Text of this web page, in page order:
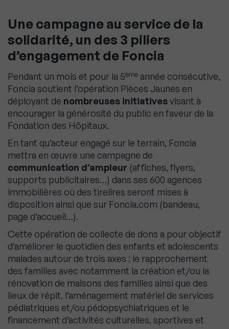
Une campagne au service de la
solidarité, un des 3 piliers
d’engagement de Foncia
Pendant un mois et pour la 5ème année consécutive,
Foncia soutient l’opération Pièces Jaunes en
déployant de nombreuses initiativesvisant à
encourager la générosité du public en faveur de la
Fondation des Hôpitaux.
En tant qu’acteur engagé sur le terrain, Foncia
mettra en œuvre une campagne de
communication d’ampleur (affiches, flyers,
supports publicitaires…) dans ses 600 agences
immobilières où des tirelires seront mises à
disposition ainsi que sur Foncia.com (bandeau,
page d’accueil…).
Cette opération de collecte de dons a pour objectif
d’améliorer le quotidien des enfants et adolescents
malades autour de trois axes : le rapprochement
des familles avec notamment la création et/ou la
rénovation de maisons des familles ainsi que des
lieux de répit, l’aménagement matériel de services
pédiatriques et/ou pédopsychiatriques et le
financement d’activités culturelles, sportives et